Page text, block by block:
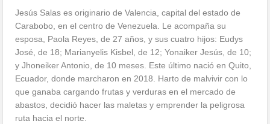
Jesús Salas es originario de Valencia, capital del estado de
Carabobo, en el centro de Venezuela. Le acompaña su
esposa, Paola Reyes, de 27 años, y sus cuatro hijos: Eudys
José, de 18; Marianyelis Kisbel, de 12; Yonaiker Jesús, de 10;
y Jhoneiker Antonio, de 10 meses. Este último nació en Quito,
Ecuador, donde marcharon en 2018. Harto de malvivir con lo
que ganaba cargando frutas y verduras en el mercado de
abastos, decidió hacer las maletas y emprender la peligrosa
ruta hacia el norte.